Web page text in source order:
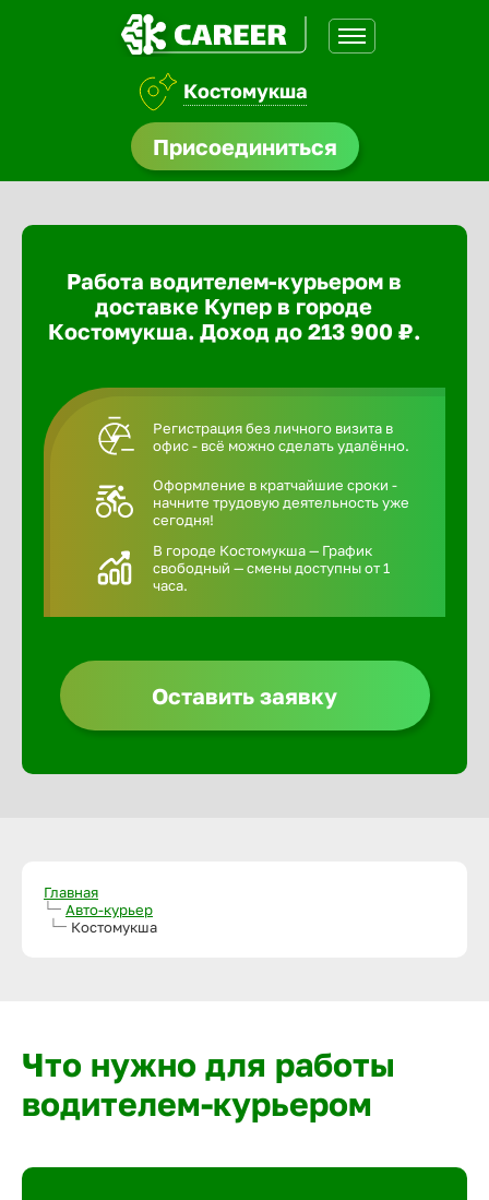
Костомукша
Присоединиться
Работа водителем-курьером в
доставке Купер в городе
Костомукша. Доход до 213 900 ₽.
Регистрация без личного визита в
офис - всё можно сделать удалённо.
Оформление в кратчайшие сроки -
начните трудовую деятельность уже
сегодня!
В городе Костомукша — График
свободный — смены доступны от 1
часа.
Оставить заявку
Главная
Авто-курьер
Костомукша
Что нужно для работы
водителем-курьером